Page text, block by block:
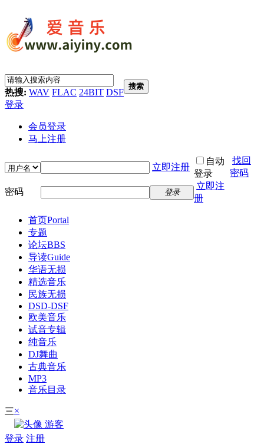
热搜: WAV FLAC 24BIT DSF
搜索
登录
会员登录
马上注册
立即注册
自动
登录
找回
密码
密码
登录
立即注
册
首页Portal
专题
论坛BBS
导读Guide
华语无损
精选音乐
民族无损
DSD-DSF
欧美音乐
试音专辑
纯音乐
DJ舞曲
古典音乐
MP3
音乐目录
三×
游客
登录 注册